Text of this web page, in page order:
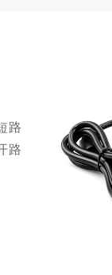
路
路